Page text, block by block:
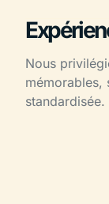
Nous
mémorables,
standardisée.